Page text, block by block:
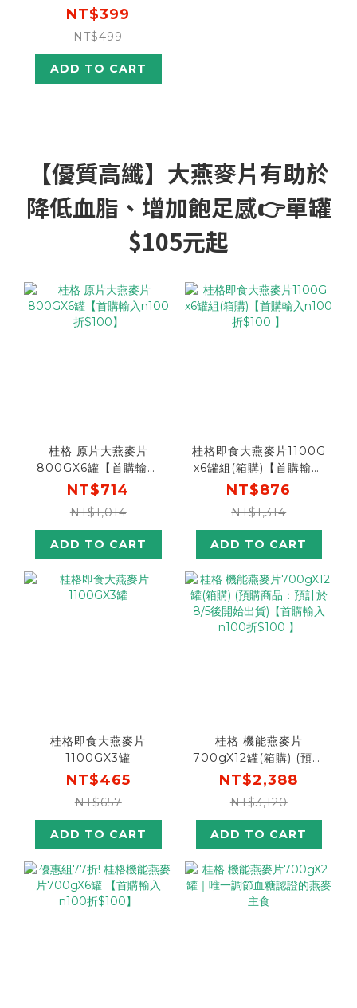
NT$399
NT$499
ADD TO CART
【優質高纖】大燕麥片有助於
降低血脂、增加飽足感👉單罐
$105元起
桂格 原片大燕麥片
800GX6罐【首購輸入
n100折$100】
NT$714
NT$1,014
ADD TO CART
桂格即食大燕麥片1100G
x6罐組(箱購)【首購輸入
n100折$100 】
NT$876
NT$1,314
ADD TO CART
桂格即食大燕麥片
1100GX3罐
NT$465
NT$657
ADD TO CART
桂格 機能燕麥片
700gX12罐(箱購) (預購
商品：預計於8/5後開始
出貨)【首購輸入n100折
$100 】
NT$2,388
NT$3,120
ADD TO CART